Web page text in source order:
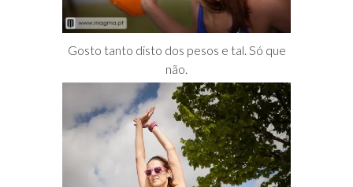
Gosto tanto disto dos pesos e tal. Só que
não.